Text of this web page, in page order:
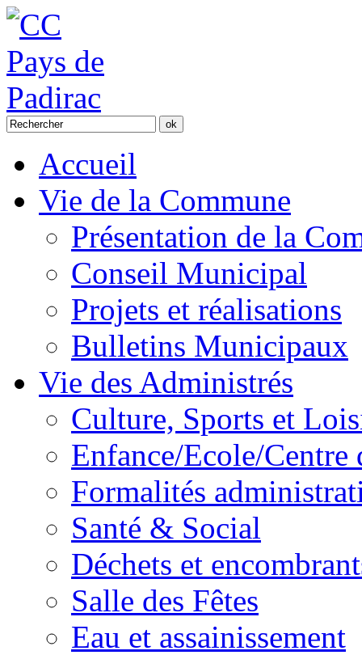
Accueil
Vie de la Commune
Présentation de la
Conseil Municipal
Projets et réalisations
Bulletins Municipaux
Vie des Administrés
Culture, Sports et
Enfance/Ecole/Centre
Formalités
Santé & Social
Déchets et
Salle des Fêtes
Eau et assainissement